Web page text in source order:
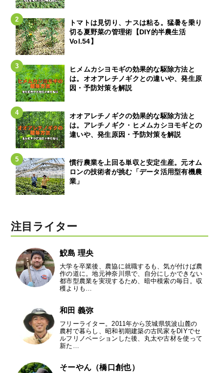
トマトは見切り、ナスは粘る。猛暑を乗り
切る夏野菜の管理術【DIY的半農生活
Vol.54】
ヒメムカシヨモギの効果的な駆除方法と
は。オオアレチノギクとの違いや、発生原
因・予防対策を解説
オオアレチノギクの効果的な駆除方法と
は。アレチノギク・ヒメムカシヨモギとの
違いや、発生原因・予防対策を解説
慣行農業を上回る単収と安定生産。元オム
ロンの技術者が挑む「データ活用型有機農
業」
注目ライター
鮫島 理央
大学を卒業後、農協に就職するも、気が付けば農
作の道に。地元神奈川県で、自分にしかできない
都市型農業を実現するため、暗中模索の毎日。収
穫よりも…
和田 義弥
フリーライター。2011年から茨城県筑波山麓の
農村で暮らし、昭和初期建築の古民家をDIYでセ
ルフリノベーションした後、丸太や古材を使って
新た…
そーやん（橋口創也）